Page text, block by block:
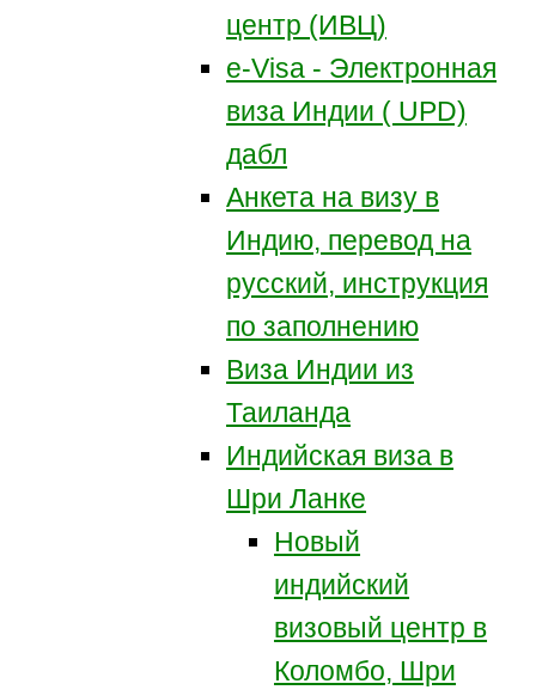
центр (ИВЦ)
e-Visa - Электронная
виза Индии ( UPD)
дабл
Анкета на визу в
Индию, перевод на
русский, инструкция
по заполнению
Виза Индии из
Таиланда
Индийская виза в
Шри Ланке
Новый
индийский
визовый центр в
Коломбо, Шри